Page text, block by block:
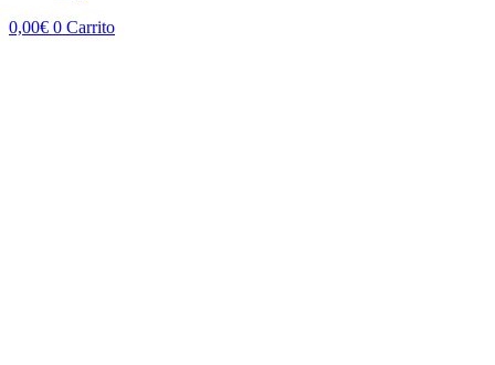
0,00€ 0 Carrito